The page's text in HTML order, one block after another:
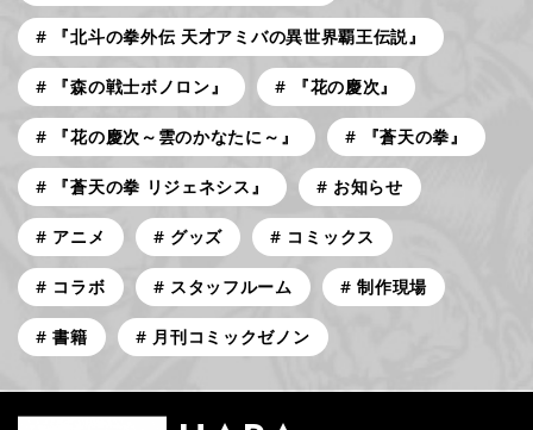
『北斗の拳外伝 天才アミバの異世界覇王伝説』
『森の戦士ボノロン』 『花の慶次』
『花の慶次～雲のかなたに～』 『蒼天の拳』
『蒼天の拳 リジェネシス』 お知らせ
アニメ グッズ コミックス
コラボ スタッフルーム 制作現場
書籍 月刊コミックゼノン